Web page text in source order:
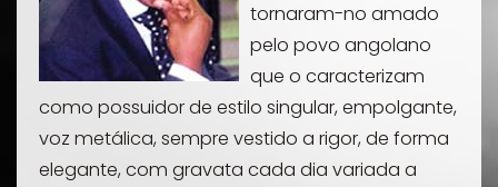
tornaram-no amado
pelo povo angolano
que o caracterizam
como possuidor de estilo singular, empolgante,
voz metálica, sempre vestido a rigor, de forma
elegante, com gravata cada dia variada a